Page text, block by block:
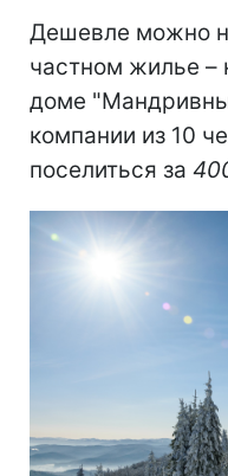
Дешевле можно
частном жилье –
доме
компании из 10
поселиться за